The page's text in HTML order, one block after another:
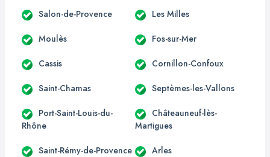
Salon-de-Provence Les Milles
Moulès Fos-sur-Mer
Cassis Cornillon-Confoux
Saint-Chamas Septèmes-les-Vallons
Port-Saint-Louis-du-
Rhône
Châteauneuf-lès-
Martigues
Saint-Rémy-de-Provence Arles